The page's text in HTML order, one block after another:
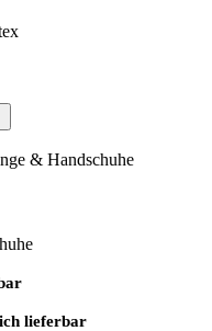
& Handschuhe
lieferbar